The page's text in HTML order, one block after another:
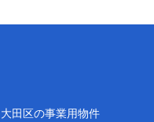
大田区の事業用物件